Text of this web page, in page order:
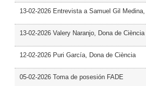
13-02-2026 Entrevista a Samuel Gil
13-02-2026 Valery Naranjo, Dona de Ciència
12-02-2026 Puri García, Dona de Ciència
05-02-2026 Toma de posesión FADE